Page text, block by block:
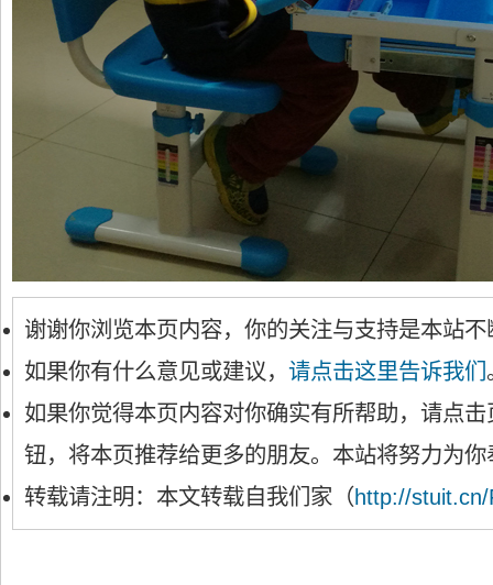
谢谢你浏览本页内容，你的关注与支持是本站
如果你有什么意见或建议， 请点击这里告诉我们
如果你觉得本页内容对你确实有所帮助，请点
钮，将本页推荐给更多的朋友。本站将努力为
转载请注明：本文转载自我们家（ http://